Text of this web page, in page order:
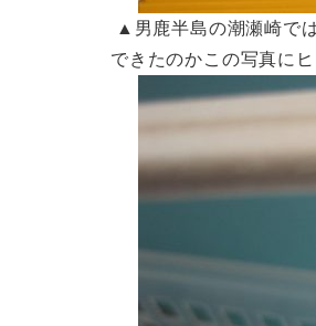
▲男鹿半島の潮瀬崎で
できたのかこの写真に